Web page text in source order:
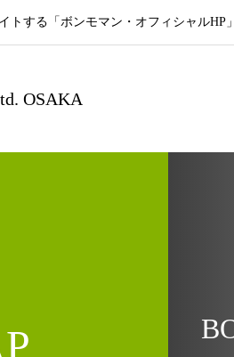
トする「ボンモマン・オフィシャルHP」
OSAKA